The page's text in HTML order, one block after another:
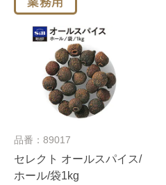
品番：89017
セレクト オールスパイス/
ホール/袋1kg